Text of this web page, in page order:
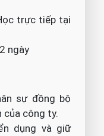
trực tiếp tại
ngày
sự đồng bộ
của công ty.
dụng và giữ